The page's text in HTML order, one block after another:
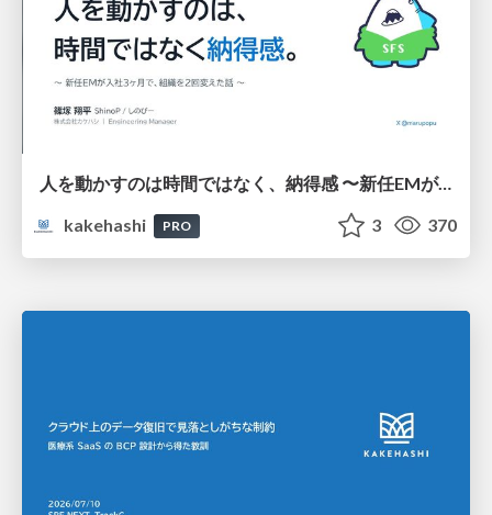
人を動かすのは時間ではなく、納得感 〜新任EMが入社3ヶ月、組織を2回変えた話〜
kakehashi
PRO 3 370